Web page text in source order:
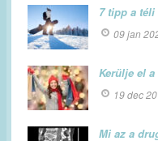
7 tipp a téli
09 jan
Kerülje el
19 dec
Mi az a